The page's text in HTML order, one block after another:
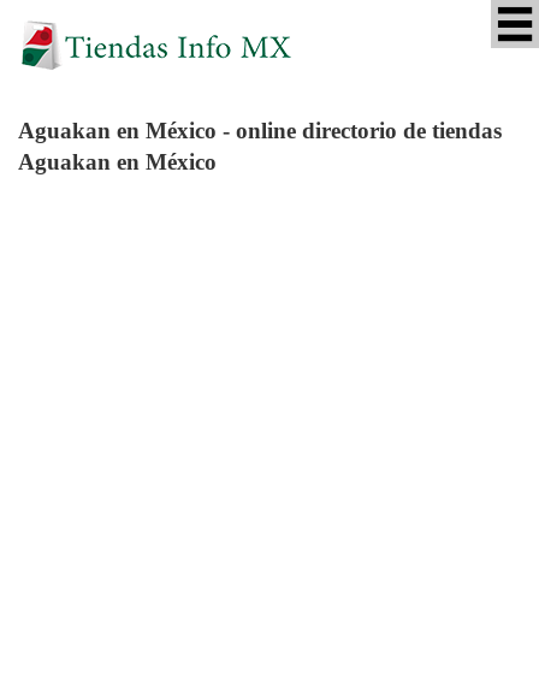
Aguakan en México - online directorio de tiendas
Aguakan en México